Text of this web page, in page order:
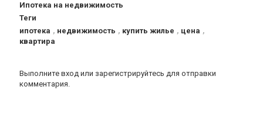
Ипотека на недвижимость
Теги
ипотека , недвижимость , купить жилье , цена ,
квартира
Выполните вход или зарегистрируйтесь для отправки
комментария.